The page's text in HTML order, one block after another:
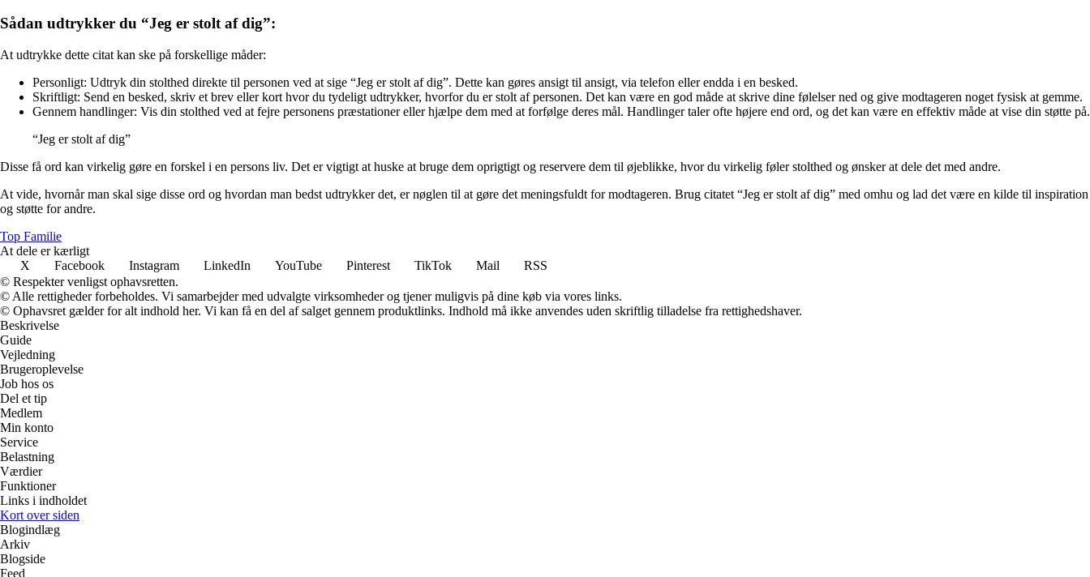
Sådan udtrykker du “Jeg er stolt af dig”:
At udtrykke dette citat kan ske på forskellige måder:
Personligt: Udtryk din stolthed direkte til personen ved at sige “Jeg er stolt af dig”. Dette kan gøres ansigt til ansigt, via telefon eller endda i en besked.
Skriftligt: Send en besked, skriv et brev eller kort hvor du tydeligt udtrykker, hvorfor du er stolt af personen. Det kan være en god måde at skrive dine følelser ned og give modtageren noget fysisk at gemme.
Gennem handlinger: Vis din stolthed ved at fejre personens præstationer eller hjælpe dem med at forfølge deres mål. Handlinger taler ofte højere end ord, og det kan være en effektiv måde at vise din støtte på.
“Jeg er stolt af dig”
Disse få ord kan virkelig gøre en forskel i en persons liv. Det er vigtigt at huske at bruge dem oprigtigt og reservere dem til øjeblikke, hvor du virkelig føler stolthed og ønsker at dele det med andre.
At vide, hvornår man skal sige disse ord og hvordan man bedst udtrykker det, er nøglen til at gøre det meningsfuldt for modtageren. Brug citatet “Jeg er stolt af dig” med omhu og lad det være en kilde til inspiration
og støtte for andre.
Top Familie
At dele er kærligt
X
Facebook Instagram LinkedIn YouTube Pinterest TikTok Mail
RSS
© Respekter venligst ophavsretten.
© Alle rettigheder forbeholdes. Vi samarbejder med udvalgte virksomheder og tjener muligvis på dine køb via vores links.
© Ophavsret gælder for alt indhold her. Vi kan få en del af salget gennem produktlinks. Indhold må ikke anvendes uden skriftlig tilladelse fra rettighedshaver.
Beskrivelse
Guide
Vejledning
Brugeroplevelse
Job hos os
Del et tip
Medlem
Min konto
Service
Belastning
Værdier
Funktioner
Links i indholdet
Kort over siden
Blogindlæg
Arkiv
Blogside
Feed